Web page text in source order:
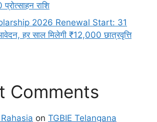
राशि
2026 Renewal Start: 31
हर साल मिलेगी ₹12,000 छात्रवृत्ति
Comments
on TGBIE Telangana